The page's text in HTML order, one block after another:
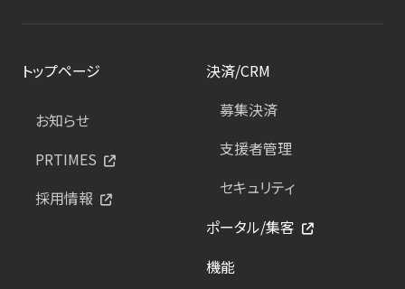
トップページ
お知らせ
PRTIMES
採用情報
決済/CRM
募集決済
支援者管理
セキュリティ
ポータル/集客
機能